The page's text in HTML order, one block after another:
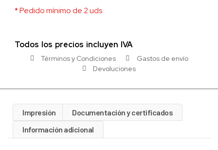
* Pedido mínimo de 2 uds
Todos los precios incluyen IVA
Términos y Condiciones
Gastos de envío
Devoluciones
Impresión
Documentación y certificados
Información adicional